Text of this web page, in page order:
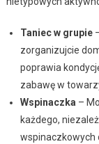
Taniec w grupie
zorganizujcie
poprawia
zabawę w
Wspinaczka–
każdego,
wspinaczkowych